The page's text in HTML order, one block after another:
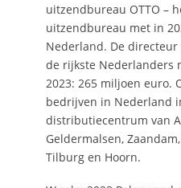
uitzendbureau OTTO –
uitzendbureau met in
Nederland. De directeur
de rijkste Nederlanders
2023: 265 miljoen euro.
bedrijven in Nederland
distributiecentrum van
Geldermalsen,
Tilburg en Hoorn.